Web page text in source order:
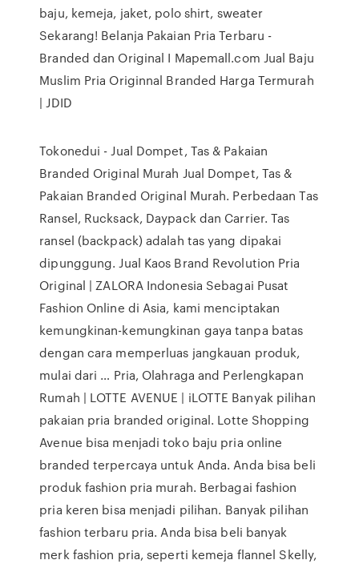
baju, kemeja, jaket, polo shirt, sweater
Sekarang! Belanja Pakaian Pria Terbaru -
Branded dan Original I Mapemall.com Jual Baju
Muslim Pria Originnal Branded Harga Termurah
| JDID
Tokonedui - Jual Dompet, Tas & Pakaian
Branded Original Murah Jual Dompet, Tas &
Pakaian Branded Original Murah. Perbedaan Tas
Ransel, Rucksack, Daypack dan Carrier. Tas
ransel (backpack) adalah tas yang dipakai
dipunggung. Jual Kaos Brand Revolution Pria
Original | ZALORA Indonesia Sebagai Pusat
Fashion Online di Asia, kami menciptakan
kemungkinan-kemungkinan gaya tanpa batas
dengan cara memperluas jangkauan produk,
mulai dari … Pria, Olahraga and Perlengkapan
Rumah | LOTTE AVENUE | iLOTTE Banyak pilihan
pakaian pria branded original. Lotte Shopping
Avenue bisa menjadi toko baju pria online
branded terpercaya untuk Anda. Anda bisa beli
produk fashion pria murah. Berbagai fashion
pria keren bisa menjadi pilihan. Banyak pilihan
fashion terbaru pria. Anda bisa beli banyak
merk fashion pria, seperti kemeja flannel Skelly,